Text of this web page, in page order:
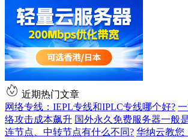
近期热门文章
网络专线：IEPL专线和IPLC专线哪个好?
络攻击成本飙升 国外永久免费服务器一般
连节点、中转节点有什么不同? 华纳云教您